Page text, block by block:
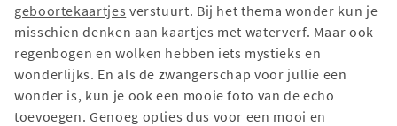
geboortekaartjes verstuurt. Bij het thema wonder kun je
misschien denken aan kaartjes met waterverf. Maar ook
regenbogen en wolken hebben iets mystieks en
wonderlijks. En als de zwangerschap voor jullie een
wonder is, kun je ook een mooie foto van de echo
toevoegen. Genoeg opties dus voor een mooi en